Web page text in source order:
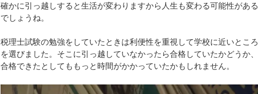
確かに引っ越しすると生活が変わりますから人生も変わる可能性がある
でしょうね。
税理士試験の勉強をしていたときは利便性を重視して学校に近いところ
を選びました。そこに引っ越していなかったら合格していたかどうか、
合格できたとしてももっと時間がかかっていたかもしれません。